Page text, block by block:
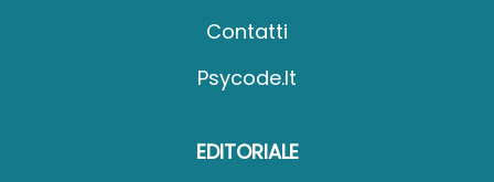
Contatti
Psycode.it
EDITORIALE